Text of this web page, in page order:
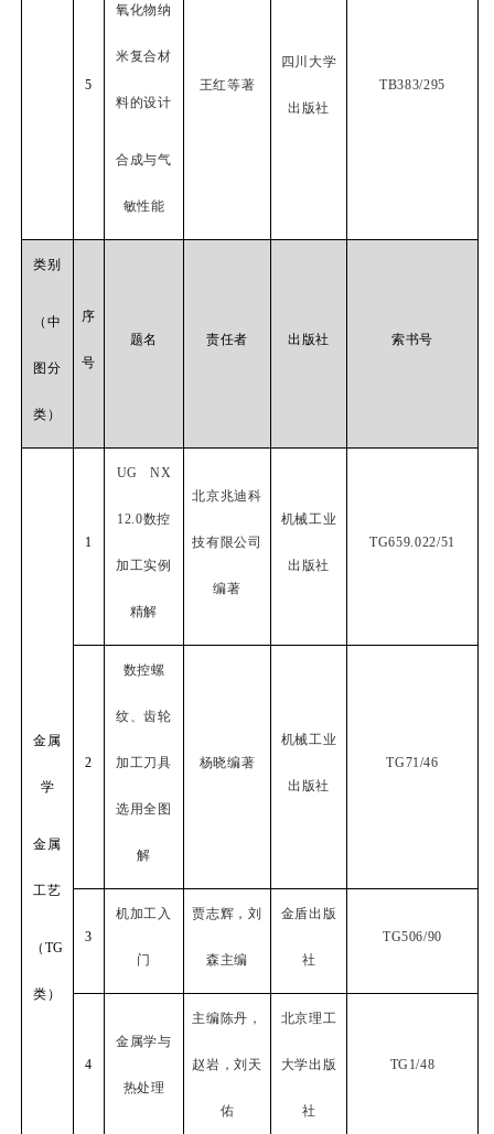
5
氧化物纳
米复合材
料的设计
合成与气
敏性能
王红等著
四川大学
出版社
TB383/295
类别
（中
图分
类）
序
号
题名 责任者 出版社 索书号
金属
学
金属
工艺
（ TG
类）
1
UG NX
12.0数控
加工实例
精解
北京兆迪科
技有限公司
编著
机械工业
出版社
TG659.022/51
2
数控螺
纹、齿轮
加工刀具
选用全图
解
杨晓编著
机械工业
出版社
TG71/46
3
机加工入
门
贾志辉，刘
森主编
金盾出版
社
TG506/90
4
金属学与
热处理
主编陈丹，
赵岩，刘天
佑
北京理工
大学出版
社
TG1/48